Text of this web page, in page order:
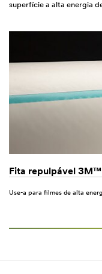
superfície a alta energia
Fita repulpável
Use-a para filmes de alta